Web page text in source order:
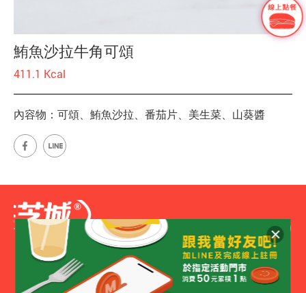
鮪魚沙拉牛角可頌
411.1 Kcal
內容物：可頌、鮪魚沙拉、番茄片、美生菜、山葵醬
台南市安平工業區新平路7-1號
公司電話06-2635678
創業專線0800076077
網站地圖